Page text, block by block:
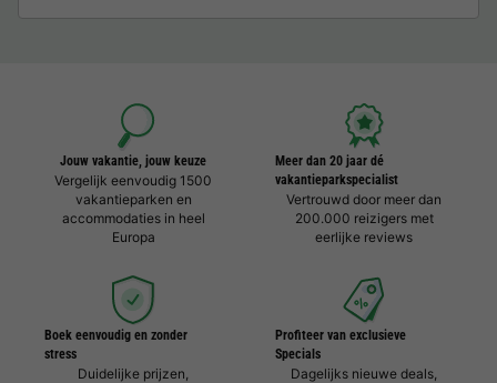
Jouw vakantie, jouw keuze
Vergelijk eenvoudig 1500
vakantieparken en
accommodaties in heel
Europa
Meer dan 20 jaar dé
vakantieparkspecialist
Vertrouwd door meer dan
200.000 reizigers met
eerlijke reviews
Boek eenvoudig en zonder
stress
Duidelijke prijzen,
Profiteer van exclusieve
Specials
Dagelijks nieuwe deals,